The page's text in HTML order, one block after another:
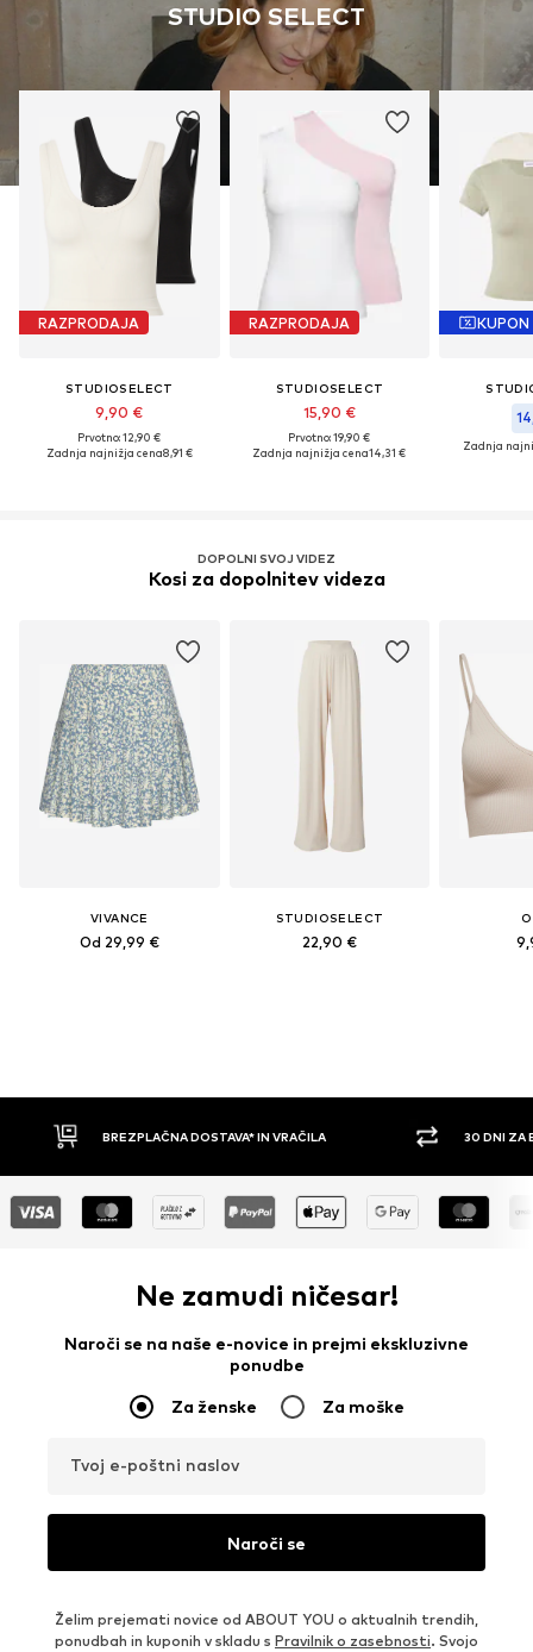
STUDIO SELECT
RAZPRODAJA
STUDIOSELECT
9,90 €
Prvotno: 12,90 €
Zadnja najnižja cena8,91 €
RAZPRODAJA
STUDIOSELECT
15,90 €
Prvotno: 19,90 €
Zadnja najnižja cena14,31 €
KUPON
Zadnja
DOPOLNI SVOJ VIDEZ
Kosi za dopolnitev videza
VIVANCE
Od 29,99 €
STUDIOSELECT
22,90 €
30 DNI ZA BREZPLAČNO VRAČILO PLAČILO Z
Ne zamudi ničesar!
Naroči se na naše e-novice in prejmi ekskluzivne
ponudbe
Za ženske Za moške
Tvoj e-poštni naslov
Naroči se
Želim prejemati novice od ABOUT YOU o aktualnih trendih,
ponudbah in kuponih v skladu s Pravilnik o zasebnosti. Svojo